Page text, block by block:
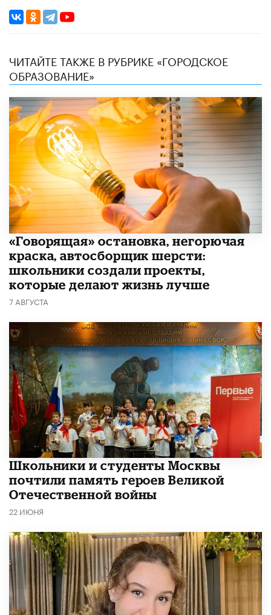
ЧИТАЙТЕ ТАКЖЕ В РУБРИКЕ «ГОРОДСКОЕ
ОБРАЗОВАНИЕ»
​«Говорящая» остановка, негорючая
краска, автосборщик шерсти:
школьники создали проекты,
которые делают жизнь лучше
7 АВГУСТА
Школьники и студенты Москвы
почтили память героев Великой
Отечественной войны
22 ИЮНЯ